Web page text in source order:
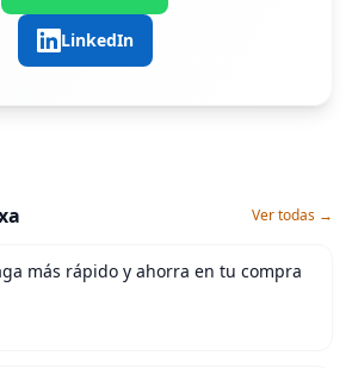
LinkedIn
Ver todas →
más rápido y ahorra en tu compra